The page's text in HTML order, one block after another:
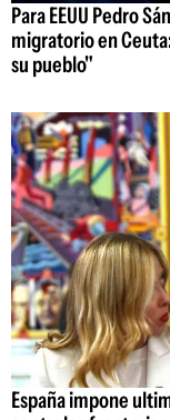
Para EEUU Pedro
migratorio en
su pueblo"
España impone